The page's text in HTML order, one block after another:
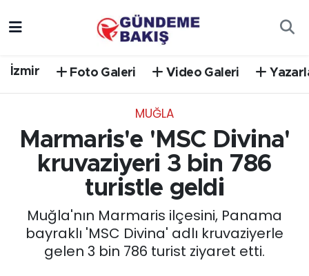
İzmir Foto Galeri Video Galeri
MUĞLA
Marmaris'e 'MSC Divina'
kruvaziyeri 3 bin 786
turistle geldi
Muğla'nın Marmaris ilçesini, Panama
bayraklı 'MSC Divina' adlı kruvaziyerle
gelen 3 bin 786 turist ziyaret etti.
EGE
EKONOMİ
English News
Süper Lig Puan Durumu ve Fikstür
Tüm Manşetler
Son Dakika Haberleri
Haber Arşivi